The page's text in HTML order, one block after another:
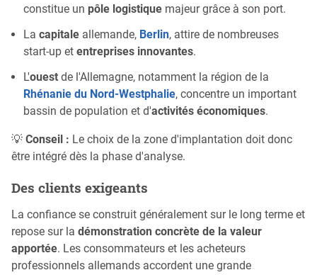
constitue un pôle logistique majeur grâce à son port.
La capitale allemande, Berlin, attire de nombreuses
start-up et entreprises innovantes.
L'ouest de l'Allemagne, notamment la région de la
Rhénanie du Nord-Westphalie, concentre un important
bassin de population et d'activités économiques.
💡 Conseil : Le choix de la zone d'implantation doit donc
être intégré dès la phase d'analyse.
Des clients exigeants
La confiance se construit généralement sur le long terme et
repose sur la démonstration concrète de la valeur
apportée. Les consommateurs et les acheteurs
professionnels allemands accordent une grande